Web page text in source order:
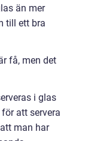
än mer
till ett bra
få, men det
i glas
att servera
man har